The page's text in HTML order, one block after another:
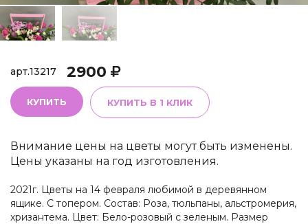
арт.13217 2900
КУПИТЬ КУПИТЬ В 1 КЛИК
Внимание цены на цветы могут быть изменены.
Цены указаны на год изготовления.
2021г. Цветы на 14 февраля любимой в деревянном
ящике. С топером. Состав: Роза, тюльпаны, альстромерия,
хризантема. Цвет: Бело-розовый с зеленым. Размер